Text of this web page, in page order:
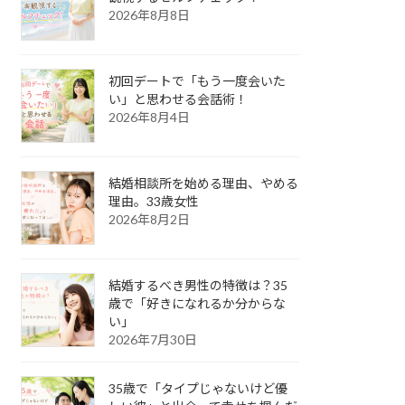
2026年8月8日
初回デートで「もう一度会いた
い」と思わせる会話術！
2026年8月4日
結婚相談所を始める理由、やめる
理由。33歳女性
2026年8月2日
結婚するべき男性の特徴は？35
歳で「好きになれるか分からな
い」
2026年7月30日
35歳で「タイプじゃないけど優